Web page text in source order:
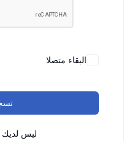
البقاء متصلا
ليس